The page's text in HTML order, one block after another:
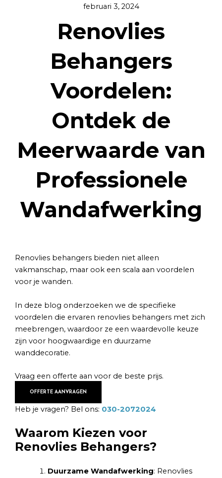
februari 3, 2024
Renovlies
Behangers
Voordelen:
Ontdek de
Meerwaarde van
Professionele
Wandafwerking
Renovlies behangers bieden niet alleen
vakmanschap, maar ook een scala aan voordelen
voor je wanden.
In deze blog onderzoeken we de specifieke
voordelen die ervaren renovlies behangers met zich
meebrengen, waardoor ze een waardevolle keuze
zijn voor hoogwaardige en duurzame
wanddecoratie.
Vraag een offerte aan voor de beste prijs.
OFFERTE AANVRAGEN
Heb je vragen? Bel ons: 030-2072024
Waarom Kiezen voor
Renovlies Behangers?
Duurzame Wandafwerking: Renovlies